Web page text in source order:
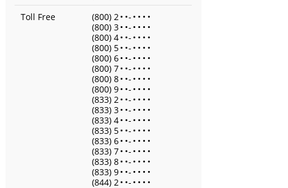
Toll Free
(800) 2• •- • • • •
(800) 3• •- • • • •
(800) 4• •- • • • •
(800) 5• •- • • • •
(800) 6• •- • • • •
(800) 7• •- • • • •
(800) 8• •- • • • •
(800) 9• •- • • • •
(833) 2• •- • • • •
(833) 3• •- • • • •
(833) 4• •- • • • •
(833) 5• •- • • • •
(833) 6• •- • • • •
(833) 7• •- • • • •
(833) 8• •- • • • •
(833) 9• •- • • • •
(844) 2• •- • • • •